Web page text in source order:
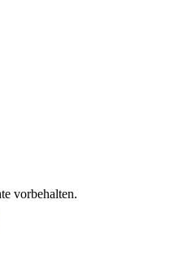
vorbehalten.